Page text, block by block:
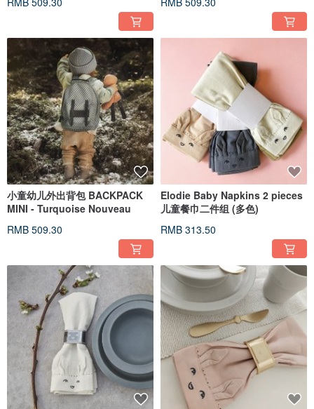
小童幼儿外出背包 BACKPACK
MINI - Turquoise Nouveau
RMB 509.30
Elodie Baby Napkins 2 pieces
儿童餐巾二件组 (多色)
RMB 313.50